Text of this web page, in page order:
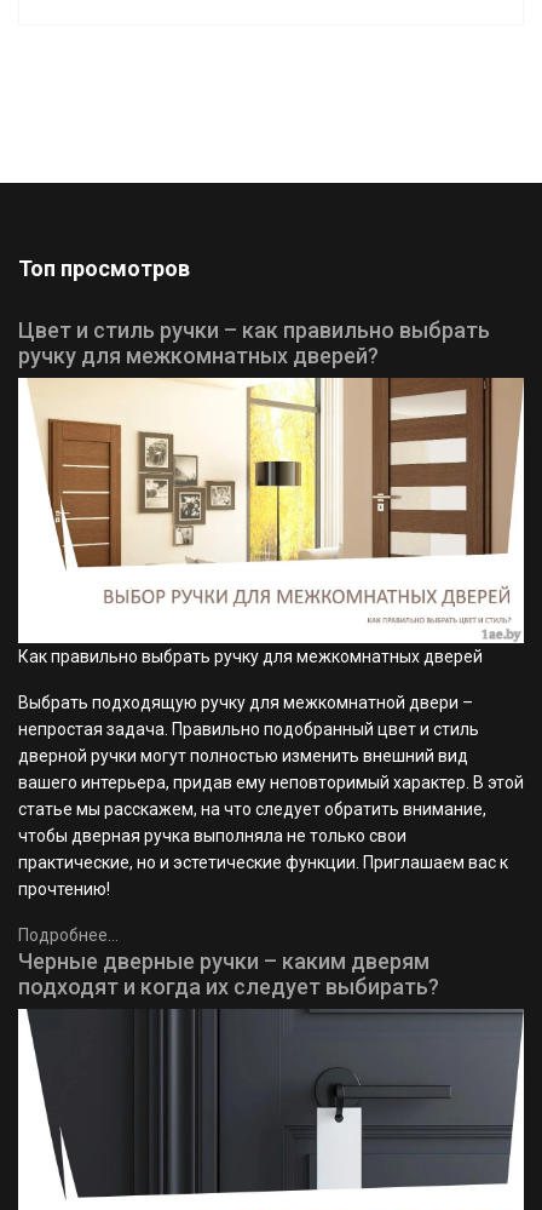
Топ просмотров
Цвет и стиль ручки – как правильно выбрать
ручку для межкомнатных дверей?
Как правильно выбрать ручку для межкомнатных дверей
Выбрать подходящую ручку для межкомнатной двери –
непростая задача. Правильно подобранный цвет и стиль
дверной ручки могут полностью изменить внешний вид
вашего интерьера, придав ему неповторимый характер. В этой
статье мы расскажем, на что следует обратить внимание,
чтобы дверная ручка выполняла не только свои
практические, но и эстетические функции. Приглашаем вас к
прочтению!
Подробнее...
Черные дверные ручки – каким дверям
подходят и когда их следует выбирать?